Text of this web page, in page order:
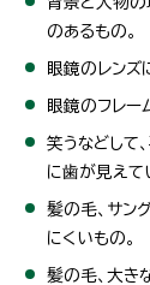
のあるもの。
眼鏡のレンズ
眼鏡のフレー
笑うなどして
に歯が見えて
髪の毛、サン
にくいもの。
髪の毛、大き